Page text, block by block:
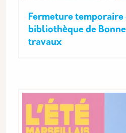
Fermeture temporaire
bibliothèque de
travaux